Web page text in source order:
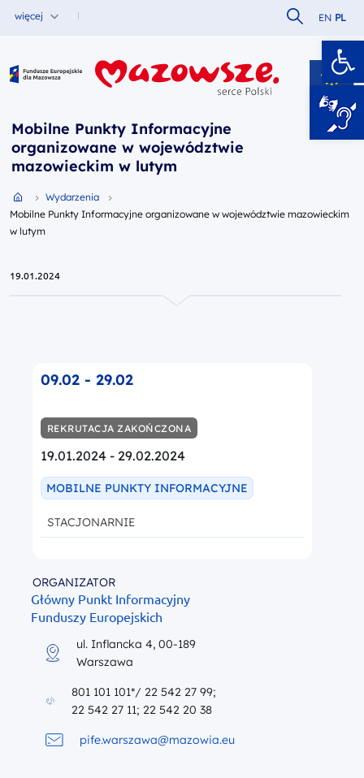
więcej Szukaj w
EN PL
Fundusze Europejskie dla Mazowsza
Mobilne Punkty Informacyjne
organizowane w województwie
mazowieckim w lutym
Przejdź do strony głównej portalu
Wydarzenia
Mobilne Punkty Informacyjne organizowane w województwie mazowieckim
w lutym
19.01.2024
09.02 - 29.02
REKRUTACJA ZAKOŃCZONA
19.01.2024 - 29.02.2024
MOBILNE PUNKTY INFORMACYJNE
STACJONARNIE
ORGANIZATOR
Główny Punkt Informacyjny
Funduszy Europejskich
ul. Inflancka 4, 00-189
Warszawa
801 101 101*/ 22 542 27 99;
22 542 27 11; 22 542 20 38
pife.warszawa@mazowia.eu